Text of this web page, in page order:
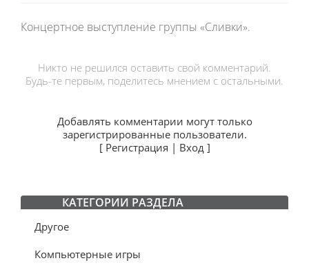
Концертное выступление группы «Сливки».
Никто не решился оставить свой комментарий.
Будь-те первым, поделитесь мнением с остальными.
Добавлять комментарии могут только
зарегистрированные пользователи.
[ Регистрация | Вход]
КАТЕГОРИИ РАЗДЕЛА
Другое
Компьютерные игры